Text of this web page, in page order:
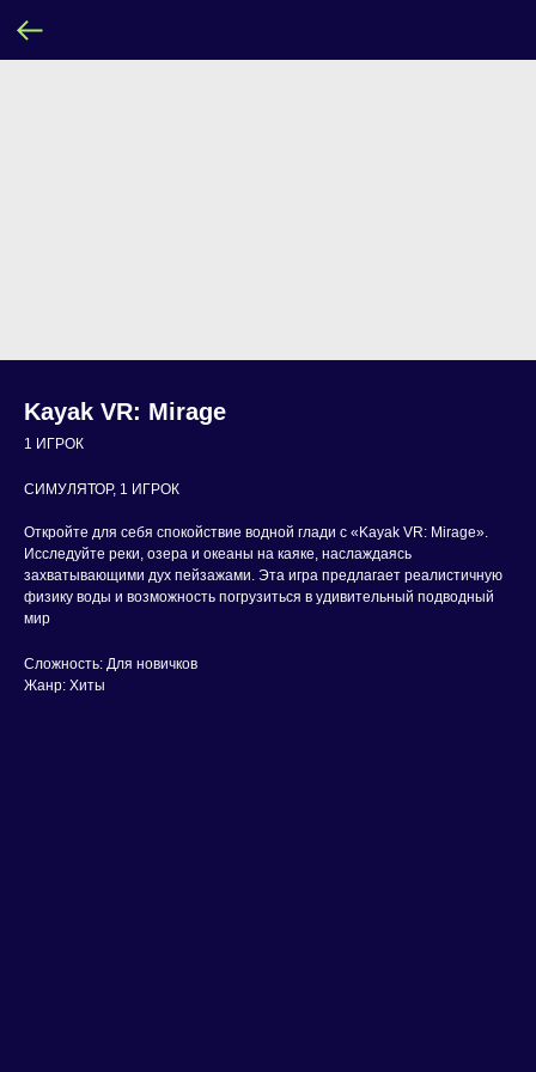
Kayak VR: Mirage
1 ИГРОК
СИМУЛЯТОР, 1 ИГРОК
Откройте для себя спокойствие водной глади с «Kayak VR: Mirage».
Исследуйте реки, озера и океаны на каяке, наслаждаясь
захватывающими дух пейзажами. Эта игра предлагает реалистичную
физику воды и возможность погрузиться в удивительный подводный
мир
Сложность: Для новичков
Жанр: Хиты